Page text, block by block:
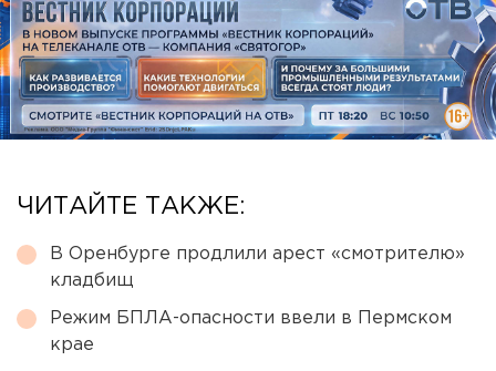
ЧИТАЙТЕ ТАКЖЕ:
В Оренбурге продлили арест «смотрителю»
кладбищ
Режим БПЛА-опасности ввели в Пермском
крае